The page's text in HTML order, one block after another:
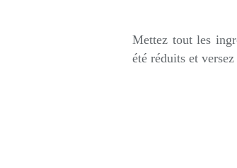
Mettez tout les
été réduits et